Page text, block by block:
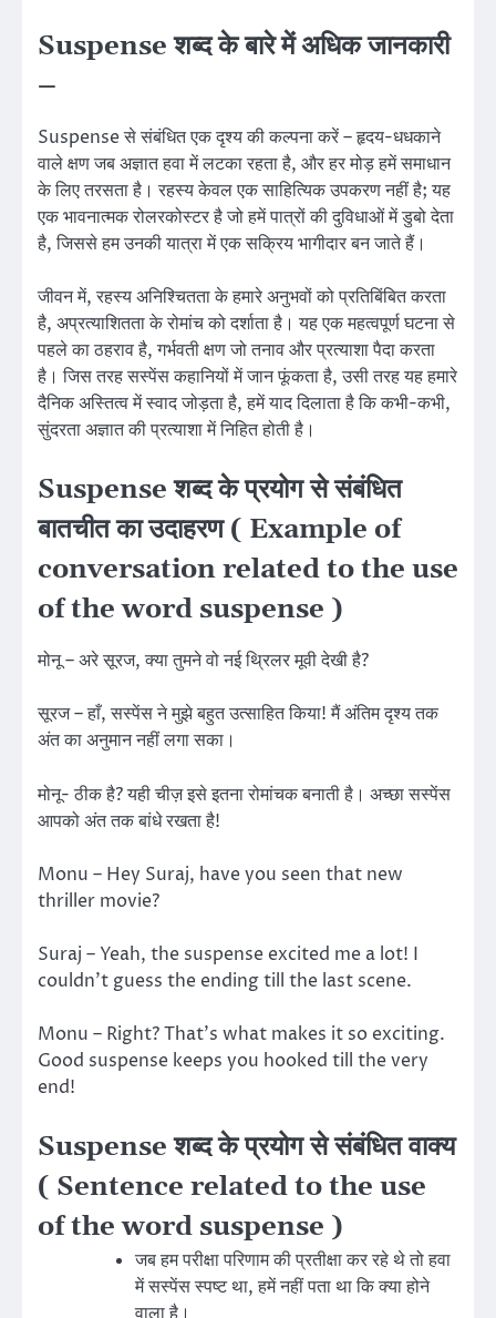
Suspense शब्द के बारे में अधिक जानकारी
–
Suspense से संबंधित एक दृश्य की कल्पना करें – हृदय-धधकाने
वाले क्षण जब अज्ञात हवा में लटका रहता है, और हर मोड़ हमें समाधान
के लिए तरसता है। रहस्य केवल एक साहित्यिक उपकरण नहीं है; यह
एक भावनात्मक रोलरकोस्टर है जो हमें पात्रों की दुविधाओं में डुबो देता
है, जिससे हम उनकी यात्रा में एक सक्रिय भागीदार बन जाते हैं।
जीवन में, रहस्य अनिश्चितता के हमारे अनुभवों को प्रतिबिंबित करता
है, अप्रत्याशितता के रोमांच को दर्शाता है। यह एक महत्वपूर्ण घटना से
पहले का ठहराव है, गर्भवती क्षण जो तनाव और प्रत्याशा पैदा करता
है। जिस तरह सस्पेंस कहानियों में जान फूंकता है, उसी तरह यह हमारे
दैनिक अस्तित्व में स्वाद जोड़ता है, हमें याद दिलाता है कि कभी-कभी,
सुंदरता अज्ञात की प्रत्याशा में निहित होती है।
Suspense शब्द के प्रयोग से संबंधित
बातचीत का उदाहरण ( Example of
conversation related to the use
of the word suspense )
मोनू – अरे सूरज, क्या तुमने वो नई थ्रिलर मूवी देखी है?
सूरज – हाँ, सस्पेंस ने मुझे बहुत उत्साहित किया! मैं अंतिम दृश्य तक
अंत का अनुमान नहीं लगा सका।
मोनू- ठीक है? यही चीज़ इसे इतना रोमांचक बनाती है। अच्छा सस्पेंस
आपको अंत तक बांधे रखता है!
Monu – Hey Suraj, have you seen that new
thriller movie?
Suraj – Yeah, the suspense excited me a lot! I
couldn’t guess the ending till the last scene.
Monu – Right? That’s what makes it so exciting.
Good suspense keeps you hooked till the very
end!
Suspense शब्द के प्रयोग से संबंधित वाक्य
( Sentence related to the use
of the word suspense )
जब हम परीक्षा परिणाम की प्रतीक्षा कर रहे थे तो हवा
में सस्पेंस स्पष्ट था, हमें नहीं पता था कि क्या होने